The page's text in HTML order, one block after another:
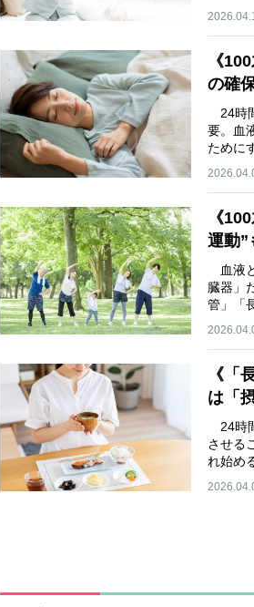
《
の確
24時
要。血
ために
《
運動
血液
臓器」
管」「
《「
は「
24時
させる
れ始め